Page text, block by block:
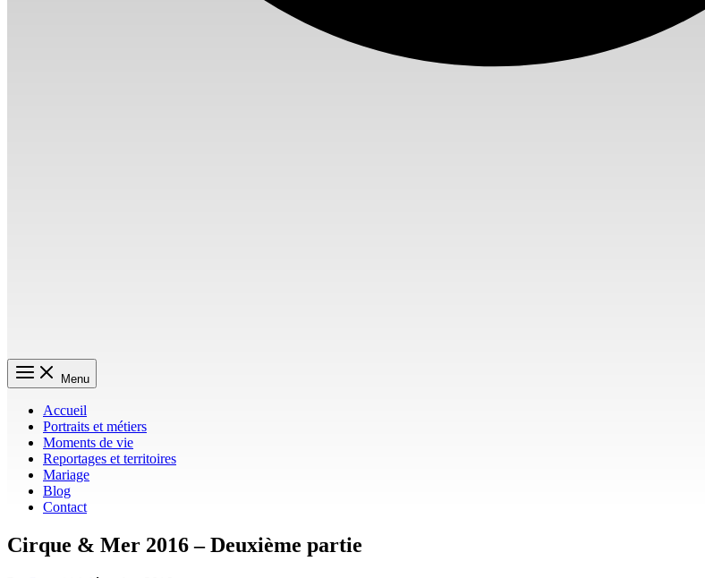
Menu
Accueil
Portraits et métiers
Moments de vie
Reportages et territoires
Mariage
Blog
Contact
Cirque & Mer 2016 – Deuxième partie